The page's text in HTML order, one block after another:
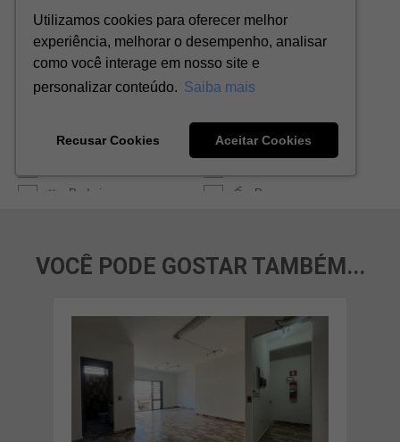
VOCÊ PODE GOSTAR TAMBÉM...